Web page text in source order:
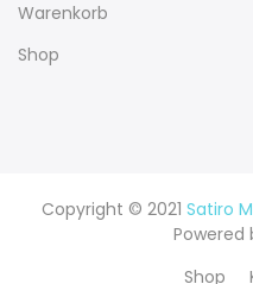
Warenkorb
Shop
Copyright © 2021 Satiro
Powered
Shop